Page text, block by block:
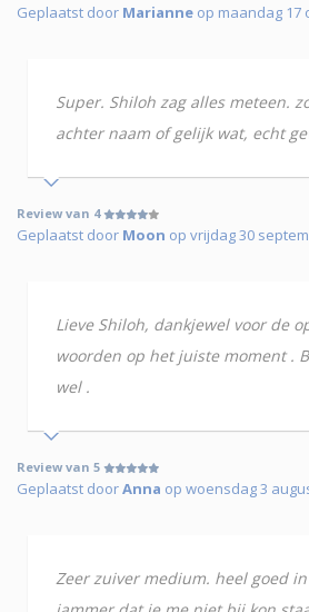
Geplaatst door Marianne op maandag 17
Super. Shiloh zag alles meteen.
achter naam of gelijk wat, echt
Review van 4
Geplaatst door Moon op vrijdag 30
Lieve Shiloh, dankjewel voor de
woorden op het juiste moment .
wel .
Review van 5
Geplaatst doorAnna op woensdag 3
Zeer zuiver medium. heel goed